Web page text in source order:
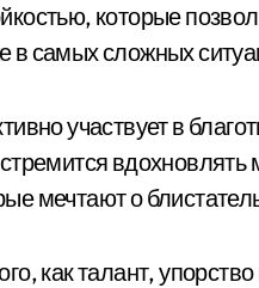
которые
в самых сложных
участвует в
вдохновлять
мечтают о
как талант,